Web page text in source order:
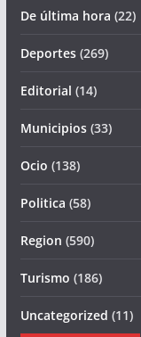
De última hora (22)
Deportes(269)
Editorial (14)
Municipios(33)
Ocio (138)
Politica (58)
Region (590)
Turismo (186)
Uncategorized (11)